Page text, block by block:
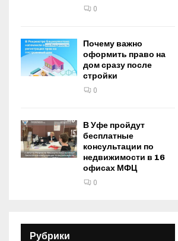
0
Почему важно
оформить право на
дом сразу после
стройки
0
В Уфе пройдут
бесплатные
консультации по
недвижимости в 16
офисах МФЦ
0
Рубрики